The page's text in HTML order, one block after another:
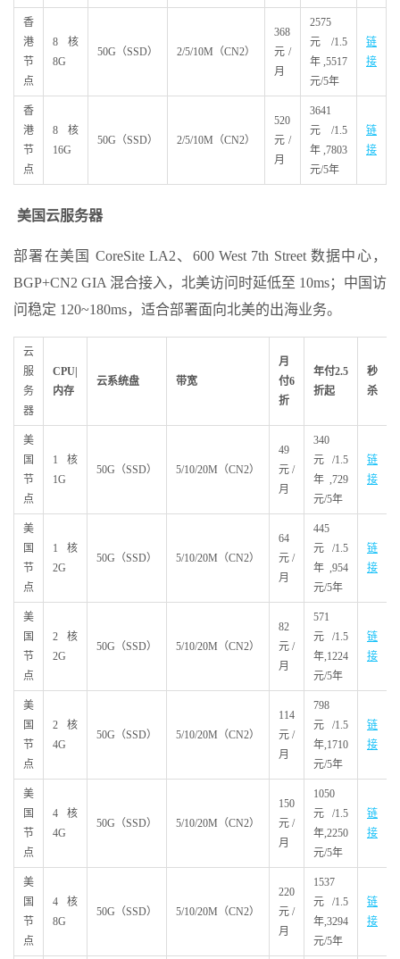
香
港
节
点
8核
8G
50G（SSD） 2/5/10M（CN2）
368
元/
月
2575
元/1.5
年,5517
元/5年
链
接
香
港
节
点
8核
16G
50G（SSD） 2/5/10M（CN2）
520
元/
月
3641
元/1.5
年,7803
元/5年
链
接
美国云服务器
部署在美国 CoreSite LA2、600 West 7th Street 数据中心，
BGP+CN2 GIA 混合接入，北美访问时延低至 10ms；中国访
问稳定 120~180ms，适合部署面向北美的出海业务。
云
服
务
器
CPU|
内存
云系统盘 带宽
月
付6
折
年付2.5
折起
秒
杀
美
国
节
点
1核
1G
50G（SSD） 5/10/20M（CN2）
49
元/
月
340
元/1.5
年,729
元/5年
链
接
美
国
节
点
1核
2G
50G（SSD） 5/10/20M（CN2）
64
元/
月
445
元/1.5
年,954
元/5年
链
接
美
国
节
点
2核
2G
50G（SSD） 5/10/20M（CN2）
82
元/
月
571
元/1.5
年,1224
元/5年
链
接
美
国
节
点
2核
4G
50G（SSD） 5/10/20M（CN2）
114
元/
月
798
元/1.5
年,1710
元/5年
链
接
美
国
节
点
4核
4G
50G（SSD） 5/10/20M（CN2）
150
元/
月
1050
元/1.5
年,2250
元/5年
链
接
美
国
节
点
4核
8G
50G（SSD） 5/10/20M（CN2）
220
元/
月
1537
元/1.5
年,3294
元/5年
链
接